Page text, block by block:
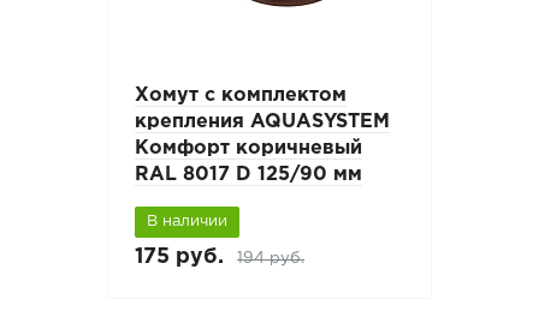
Хомут с комплектом
крепления AQUASYSTEM
Комфорт коричневый
RAL 8017 D 125/90 мм
В наличии
175 руб. 194 руб.